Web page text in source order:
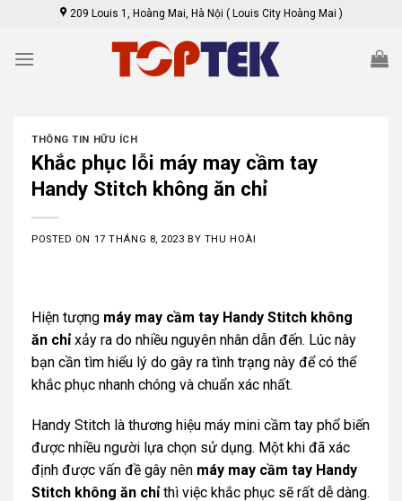
content
209 Louis 1, Hoàng Mai, Hà Nội ( Louis City Hoàng Mai )
THÔNG TIN HỮU ÍCH
Khắc phục lỗi máy may cầm tay
Handy Stitch không ăn chỉ
POSTED ON 17 THÁNG 8, 2023 BY THU HOÀI
Hiện tượng máy may cầm tay Handy Stitch không
ăn chỉxảy ra do nhiều nguyên nhân dẫn đến. Lúc này
bạn cần tìm hiểu lý do gây ra tình trạng này để có thể
khắc phục nhanh chóng và chuẩn xác nhất.
Handy Stitch là thương hiệu máy mini cầm tay phổ biến
được nhiều người lựa chọn sử dụng. Một khi đã xác
định được vấn đề gây nên máy may cầm tay Handy
Stitch không ăn chỉthì việc khắc phục sẽ rất dễ dàng.